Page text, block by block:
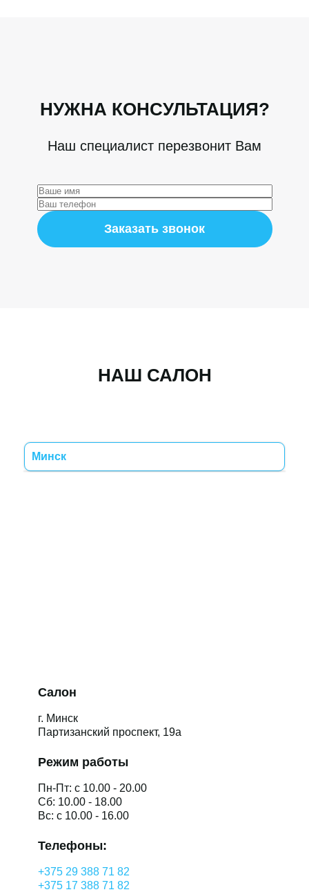
НУЖНА КОНСУЛЬТАЦИЯ?
Наш специалист перезвонит Вам
НАШ САЛОН
Минск
Салон
г. Минск
Партизанский проспект, 19а
Режим работы
Пн-Пт: с 10.00 - 20.00
Сб: 10.00 - 18.00
Вс: с 10.00 - 16.00
Телефоны:
+375 29 388 71 82
+375 17 388 71 82